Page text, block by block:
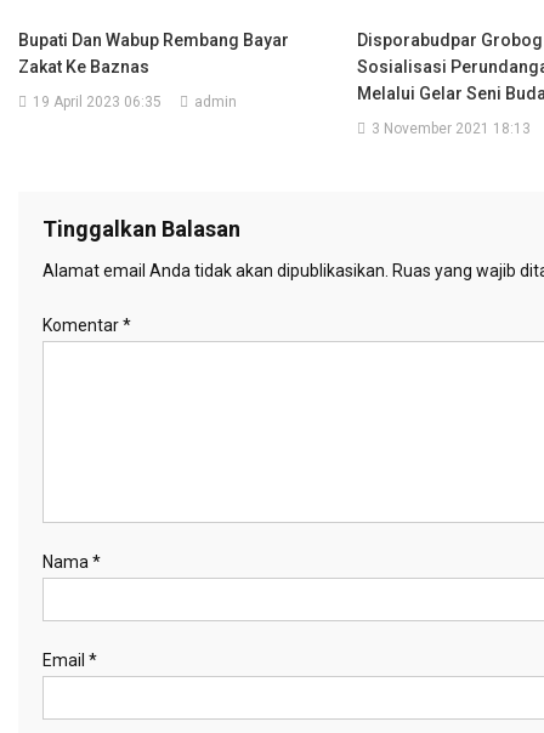
Bupati Dan Wabup Rembang Bayar
Zakat Ke Baznas
19 April 2023 06:35 admin
Disporabudpar
Sosialisasi
Melalui Gelar Seni
3 November 2021 18:13
Tinggalkan Balasan
Alamat email Anda tidak akan dipublikasikan. Ruas yang wajib
Komentar*
Nama *
Email *